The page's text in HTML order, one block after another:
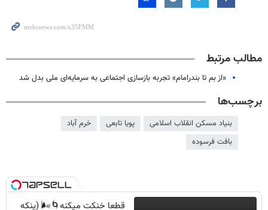
مطالب مرتبط
«از بم تا بندرامام» تجربه بازسازی اجتماعی به سرمایه‌ای ملی بدل شد
برچسب‌ها
بنیاد مسکن انقلاب اسلامی پویا تابعی
خرم آباد
بافت فرسوده
قطعا خنکت میکنه🌀🌬️ (پنکه